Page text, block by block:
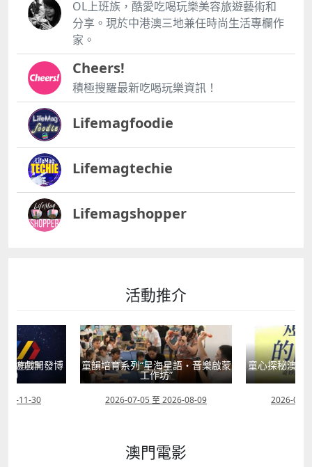
OL上班族，酷愛吃喝玩樂美容旅遊藝術和
分享。現於中港澳三地兼任時尚生活專欄作
家。
Cheers!
積極搜羅最新吃喝玩樂資訊！
Lifemagfoodie
Lifemagtechie
Lifemagshopper
活動推介
（遊戲開發博
）
11-30
童韻培育系列“星海星語・音樂啟蒙
工作坊”
2026-07-05 至 2026-08-09
童心探秘澳門
2026-07-
澳門電影